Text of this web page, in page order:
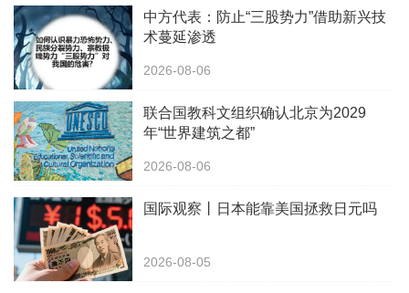
中方代表：防止“三股势力”借助新兴技
术蔓延渗透
2026-08-06
联合国教科文组织确认北京为2029
年“世界建筑之都”
2026-08-06
国际观察丨日本能靠美国拯救日元吗
2026-08-05